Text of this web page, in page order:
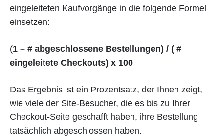
eingeleiteten Kaufvorgänge in die folgende Formel
einsetzen:
(‍1 – # abgeschlossene Bestellungen) / ( #
eingeleitete Checkouts) x 100
Das Ergebnis ist ein Prozentsatz, der Ihnen zeigt,
wie viele der Site-Besucher, die es bis zu Ihrer
Checkout-Seite geschafft haben, ihre Bestellung
tatsächlich abgeschlossen haben.